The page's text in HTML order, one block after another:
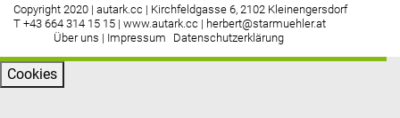
Copyright 2020 | autark.cc | Kirchfeldgasse 6, 2102 Kleinengersdorf
T +43 664 314 15 15 | www.autark.cc | herbert@starmuehler.at
Über uns | Impressum Datenschutzerklärung
Cookies